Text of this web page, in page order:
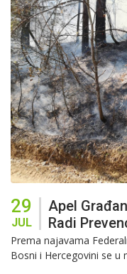
29
JUL
Apel
Radi
Prema najavama
Bosni i Hercegovini se u